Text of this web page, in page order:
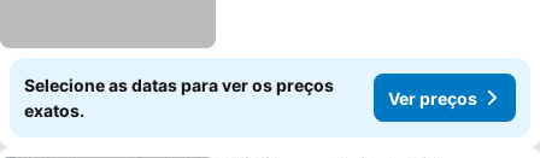
Selecione as datas para ver os preços
exatos.
Ver preços